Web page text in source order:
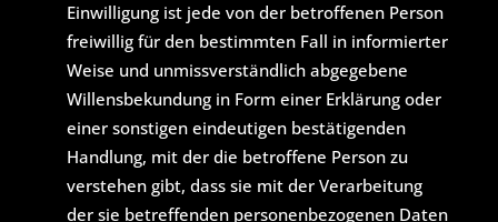
Einwilligung ist jede von der betroffenen Person
freiwillig für den bestimmten Fall in informierter
Weise und unmissverständlich abgegebene
Willensbekundung in Form einer Erklärung oder
einer sonstigen eindeutigen bestätigenden
Handlung, mit der die betroffene Person zu
verstehen gibt, dass sie mit der Verarbeitung
der sie betreffenden personenbezogenen Daten